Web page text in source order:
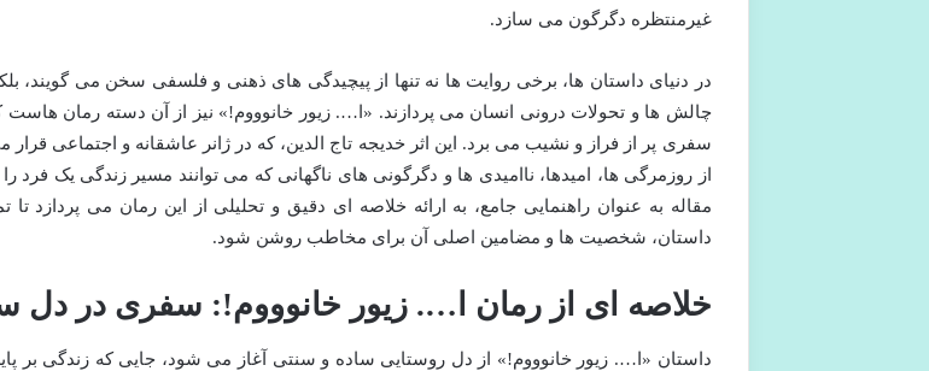
غیرمنتظره دگرگون می سازد.
در دنیای داستان ها، برخی روایت ها نه تنها از پیچیدگی های ذهنی و فلسفی سخن می گویند،
چالش ها و تحولات درونی انسان می پردازند. «ا…. زیور خانوووم!» نیز از آن دسته رمان هاست
سفری پر از فراز و نشیب می برد. این اثر خدیجه تاج الدین، که در ژانر عاشقانه و اجتماعی
از روزمرگی ها، امیدها، ناامیدی ها و دگرگونی های ناگهانی که می توانند مسیر زندگی یک فرد را
مقاله به عنوان راهنمایی جامع، به ارائه خلاصه ای دقیق و تحلیلی از این رمان می پردازد تا
داستان، شخصیت ها و مضامین اصلی آن برای مخاطب روشن شود.
خلاصه ای از رمان ا…. زیور خانوووم!: سفری در
داستان «ا…. زیور خانوووم!» از دل روستایی ساده و سنتی آغاز می شود، جایی که زندگی بر